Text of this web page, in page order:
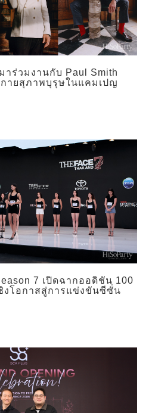
าร่วมงานกับ Paul Smith
ายสุภาพบุรุษในแคมเปญ
7 เปิดฉากออดิชัน 100
งโอกาสสู่การแข่งขันซีซั่น